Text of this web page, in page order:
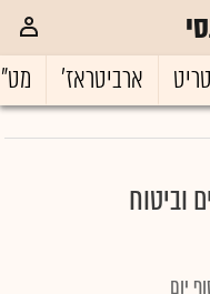
ארביטראז'
וביטוח
יום